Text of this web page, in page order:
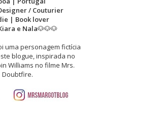
/ Couturier
| Book lover
e Nala🐶🐶🐶
uma personagem fictícia
blogue, inspirada no
Williams no filme Mrs.
Doubtfire.